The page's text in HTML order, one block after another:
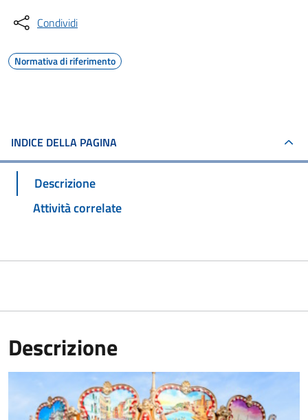
Condividi
Normativa di riferimento
INDICE DELLA PAGINA
Descrizione
Attività correlate
Descrizione